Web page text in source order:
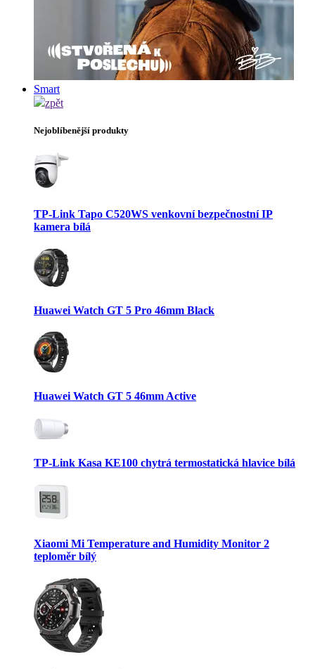
Smart
zpět
Nejoblíbenější produkty
TP-Link Tapo C520WS venkovní bezpečnostní IP
kamera bílá
Huawei Watch GT 5 Pro 46mm Black
Huawei Watch GT 5 46mm Active
TP-Link Kasa KE100 chytrá termostatická hlavice bílá
Xiaomi Mi Temperature and Humidity Monitor 2
teploměr bílý